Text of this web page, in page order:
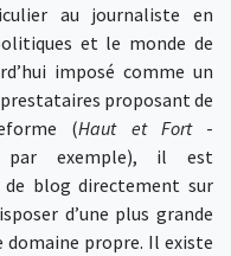
au journaliste en
et le monde de
imposé comme un
proposant de
(Haut et Fort-
exemple), il est
de blog directement sur
d’une plus grande
domaine propre. Il existe